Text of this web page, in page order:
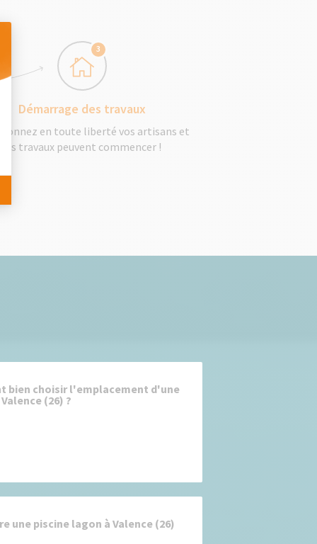
3
Démarrage des travaux
en toute liberté vos artisans et
les travaux peuvent commencer !
bien choisir l'emplacement d'une
(26) ?
une piscine lagon à Valence (26)
vos Options